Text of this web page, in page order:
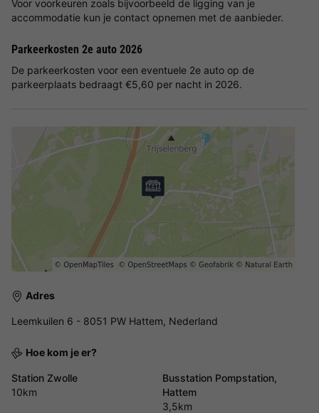
Voor voorkeuren zoals bijvoorbeeld de ligging van je
accommodatie kun je contact opnemen met de aanbieder.
Parkeerkosten 2e auto 2026
De parkeerkosten voor een eventuele 2e auto op de
parkeerplaats bedraagt €5,60 per nacht in 2026.
Adres
Leemkuilen 6 - 8051 PW Hattem, Nederland
Hoe kom je er?
Station Zwolle
10km
Busstation Pompstation,
Hattem
3,5km